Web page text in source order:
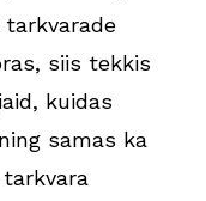
tarkvarade
siis tekkis
kuidas
samas ka